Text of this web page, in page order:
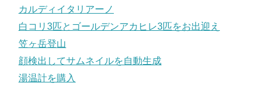
カルディイタリアーノ
白コリ3匹とゴールデンアカヒレ3匹をお出迎え
笠ヶ岳登山
顔検出してサムネイルを自動生成
湯温計を購入